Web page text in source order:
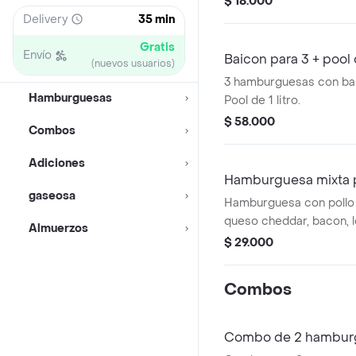
Delivery 35 min
Envío Gratis
(nuevos usuarios)
Hamburguesas
Combos
Adiciones
gaseosa
Almuerzos
Baicon para 3 + pool
3 hamburguesas con
Pool de 1 litro.
$ 58.000
Hamburguesa
Hamburguesa con
queso cheddar, bacon,
cebolla caramelizada.
$ 29.000
Combos
Combo de 2